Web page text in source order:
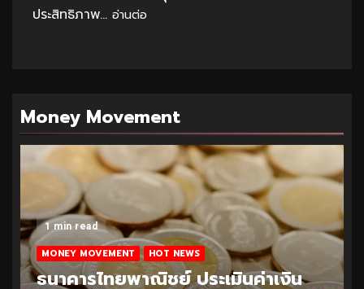
ประสิทธิภาพ... อ่านต่อ
Money Movement
1 min read
MONEY MOVEMENT HOT NEWS
ธนาคารไทยพาณิชย์ ประเมินค่าเงิน